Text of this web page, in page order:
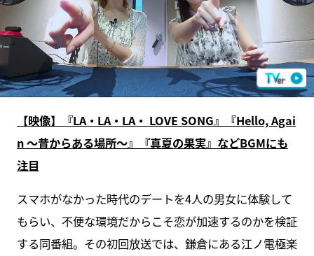
【映像】『LA・LA・LA・ LOVE SONG』『Hello, Agai
n ～昔からある場所～』『真夏の果実』などBGMにも
注目
スマホがなかった時代のデートを4人の男女に体験して
もらい、不便な環境だからこそ恋が加速するのかを検証
する同番組。その初回放送では、鎌倉にある江ノ電極楽